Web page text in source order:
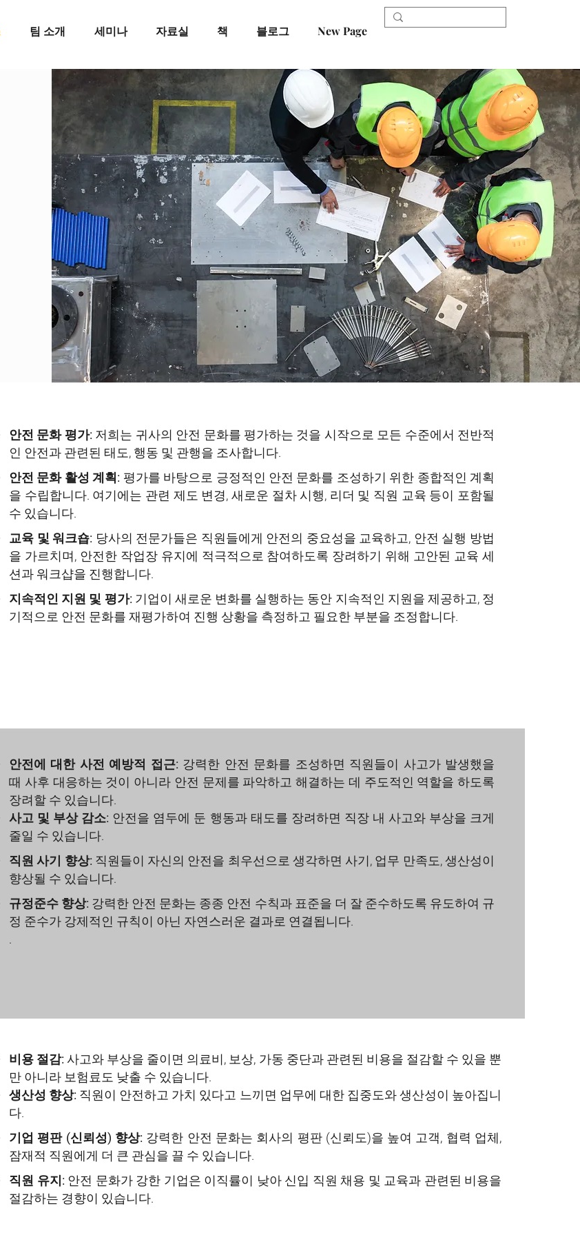
팀 소개 세미나 자료실 책 블로그 New Page
This is a paragraph. Use this area to add any information you want to
share with users. Just click "Edit Text" or double click here to change the
text and make it your own. You can also adjust the paragraph's font, size
and color so it fits your website’s theme.
This is a great place to tell users a story about your website and let them
know more about what you offer. You may want to share information
about your company's background, your team, or the services you
provide. Be sure to keep the tone and voice consistent throughout the site
안전 문화 평가:저희는 귀사의 안전 문화를 평가하는 것을 시작으로 모든 수준에서 전반적
인 안전과 관련된 태도, 행동 및 관행을 조사합니다.
안전 문화 활성 계획: 평가를 바탕으로 긍정적인 안전 문화를 조성하기 위한 종합적인 계획
을 수립합니다. 여기에는 관련 제도 변경, 새로운 절차 시행, 리더 및 직원 교육 등이 포함될
수 있습니다.
교육 및 워크숍: 당사의 전문가들은 직원들에게 안전의 중요성을 교육하고, 안전 실행 방법
을 가르치며, 안전한 작업장 유지에 적극적으로 참여하도록 장려하기 위해 고안된 교육 세
션과 워크샵을 진행합니다.
지속적인 지원 및 평가:기업이 새로운 변화를 실행하는 동안 지속적인 지원을 제공하고, 정
기적으로 안전 문화를 재평가하여 진행 상황을 측정하고 필요한 부분을 조정합니다.
안전에 대한 사전 예방적 접근: 강력한 안전 문화를 조성하면 직원들이 사고가 발생했을
때 사후 대응하는 것이 아니라 안전 문제를 파악하고 해결하는 데 주도적인 역할을 하도록
장려할 수 있습니다.
사고 및 부상 감소: 안전을 염두에 둔 행동과 태도를 장려하면 직장 내 사고와 부상을 크게
줄일 수 있습니다.
직원 사기 향상: 직원들이 자신의 안전을 최우선으로 생각하면 사기, 업무 만족도, 생산성이
향상될 수 있습니다.
규정준수 향상: 강력한 안전 문화는 종종 안전 수칙과 표준을 더 잘 준수하도록 유도하여 규
정 준수가 강제적인 규칙이 아닌 자연스러운 결과로 연결됩니다.
.
비용 절감:사고와 부상을 줄이면 의료비, 보상, 가동 중단과 관련된 비용을 절감할 수 있을 뿐
만 아니라 보험료도 낮출 수 있습니다.
생산성 향상:직원이 안전하고 가치 있다고 느끼면 업무에 대한 집중도와 생산성이 높아집니
다.
기업 평판 (신뢰성) 향상:강력한 안전 문화는 회사의 평판 (신뢰도)을 높여 고객, 협력 업체,
잠재적 직원에게 더 큰 관심을 끌 수 있습니다.
직원 유지:안전 문화가 강한 기업은 이직률이 낮아 신입 직원 채용 및 교육과 관련된 비용을
절감하는 경향이 있습니다.